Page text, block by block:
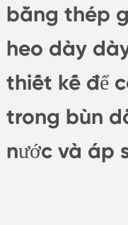
bằng thép
heo dày
thiết kế để
trong bùn
nước và áp